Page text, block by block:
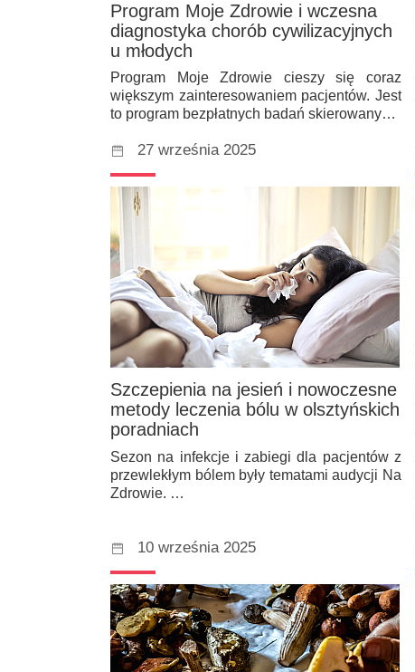
Program Moje Zdrowie i wczesna
diagnostyka chorób cywilizacyjnych
u młodych
Program Moje Zdrowie cieszy się coraz
większym zainteresowaniem pacjentów. Jest
to program bezpłatnych badań skierowany…
27 września 2025
Szczepienia na jesień i nowoczesne
metody leczenia bólu w olsztyńskich
poradniach
Sezon na infekcje i zabiegi dla pacjentów z
przewlekłym bólem były tematami audycji Na
Zdrowie. …
10 września 2025